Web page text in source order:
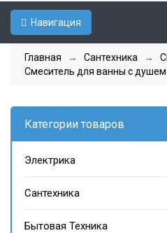
Навигация
Главная → Сантехника →
Смеситель для ванны с
Категории товаров
Электрика
Сантехника
Бытовая Техника